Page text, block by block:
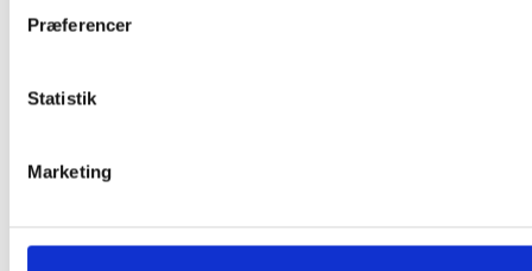
Præferencer
Statistik
Marketing